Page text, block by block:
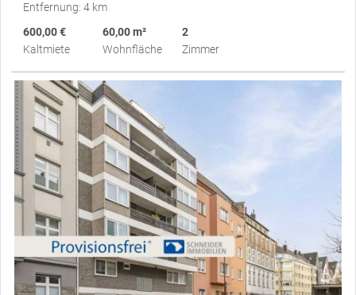
Entfernung: 4 km
600,00 €
Kaltmiete
60,00 m²
Wohnfläche
2
Zimmer